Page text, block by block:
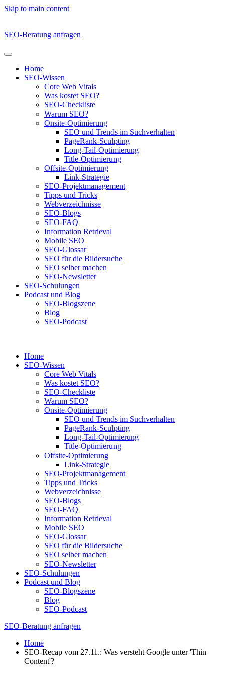
Skip to main content
SEO-Beratung anfragen
Home
SEO-Wissen
Core Web Vitals
Was kostet SEO?
SEO-Checkliste
Warum SEO?
Onsite-Optimierung
SEO und Trends im Suchverhalten
PageRank-Sculpting
Long-Tail-Optimierung
Title-Optimierung
Offsite-Optimierung
Link-Strategie
SEO-Projektmanagement
Tipps und Tricks
Webverzeichnisse
SEO-Blogs
SEO-FAQ
Information Retrieval
Mobile SEO
SEO-Glossar
SEO für die Bildersuche
SEO selber machen
SEO-Newsletter
SEO-Schulungen
Podcast und Blog
SEO-Blogszene
Blog
SEO-Podcast
Home
SEO-Wissen
Core Web Vitals
Was kostet SEO?
SEO-Checkliste
Warum SEO?
Onsite-Optimierung
SEO und Trends im Suchverhalten
PageRank-Sculpting
Long-Tail-Optimierung
Title-Optimierung
Offsite-Optimierung
Link-Strategie
SEO-Projektmanagement
Tipps und Tricks
Webverzeichnisse
SEO-Blogs
SEO-FAQ
Information Retrieval
Mobile SEO
SEO-Glossar
SEO für die Bildersuche
SEO selber machen
SEO-Newsletter
SEO-Schulungen
Podcast und Blog
SEO-Blogszene
Blog
SEO-Podcast
SEO-Beratung anfragen
Home
SEO-Recap vom 27.11.: Was versteht Google unter 'Thin
Content'?